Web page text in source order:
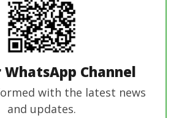
WhatsApp Channel
with the latest news
and updates.